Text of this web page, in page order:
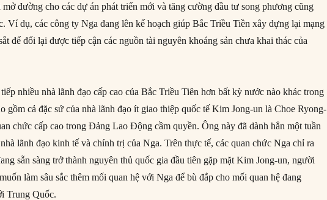
đường cho các dự án phát triển mới và tăng cường đầu tư song phương cũng
Ví dụ, các công ty Nga đang lên kế hoạch giúp Bắc Triều Tiền xây dựng lại mạng
để đổi lại được tiếp cận các nguồn tài nguyên khoáng sản chưa khai thác của
nhiều nhà lãnh đạo cấp cao của Bắc Triều Tiên hơn bất kỳ nước nào khác trong
gồm cả đặc sứ của nhà lãnh đạo ít giao thiệp quốc tế Kim Jong-un là Choe Ryong-
chức cấp cao trong Đảng Lao Động cầm quyền. Ông này đã dành hẳn một tuần
lãnh đạo kinh tế và chính trị của Nga. Trên thực tế, các quan chức Nga chỉ ra
sẵn sàng trở thành nguyên thủ quốc gia đầu tiên gặp mặt Kim Jong-un, người
làm sâu sắc thêm mối quan hệ với Nga để bù đắp cho mối quan hệ đang
Trung Quốc.